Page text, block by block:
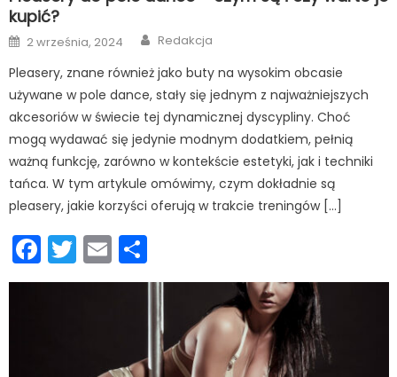
kupić?
Posted
on
2 września, 2024 Author
Redakcja
Pleasery, znane również jako buty na wysokim obcasie
używane w pole dance, stały się jednym z najważniejszych
akcesoriów w świecie tej dynamicznej dyscypliny. Choć
mogą wydawać się jedynie modnym dodatkiem, pełnią
ważną funkcję, zarówno w kontekście estetyki, jak i techniki
tańca. W tym artykule omówimy, czym dokładnie są
pleasery, jakie korzyści oferują w trakcie treningów […]
Facebook
Twitter
Email
się